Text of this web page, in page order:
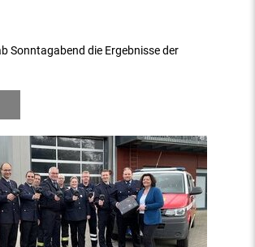
Sonntagabend die Ergebnisse der